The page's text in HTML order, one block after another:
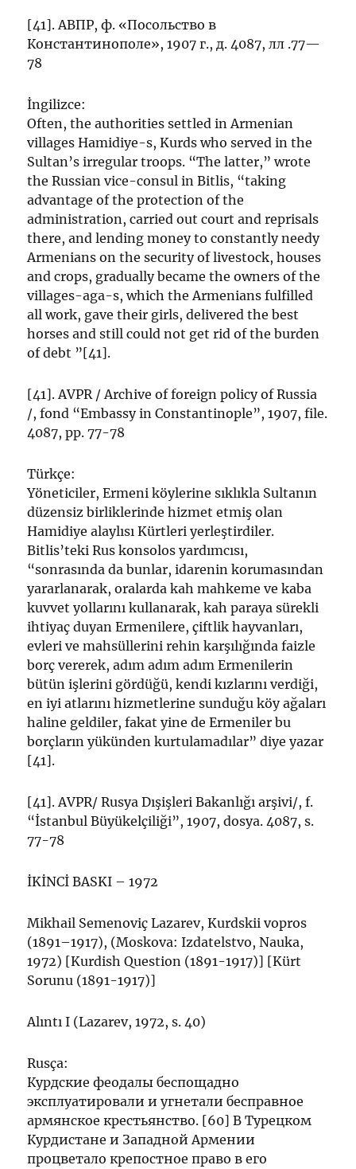
[41]. АВПР, ф. «Посольство в
Константинополе», 1907 г., д. 4087, лл .77—
78
İngilizce:
Often, the authorities settled in Armenian
villages Hamidiye-s, Kurds who served in the
Sultan’s irregular troops. “The latter,” wrote
the Russian vice-consul in Bitlis, “taking
advantage of the protection of the
administration, carried out court and reprisals
there, and lending money to constantly needy
Armenians on the security of livestock, houses
and crops, gradually became the owners of the
villages-aga-s, which the Armenians fulfilled
all work, gave their girls, delivered the best
horses and still could not get rid of the burden
of debt ”[41].
[41]. AVPR / Archive of foreign policy of Russia
/, fond “Embassy in Constantinople”, 1907, file.
4087, pp. 77-78
Türkçe:
Yöneticiler, Ermeni köylerine sıklıkla Sultanın
düzensiz birliklerinde hizmet etmiş olan
Hamidiye alaylısı Kürtleri yerleştirdiler.
Bitlis’teki Rus konsolos yardımcısı,
“sonrasında da bunlar, idarenin korumasından
yararlanarak, oralarda kah mahkeme ve kaba
kuvvet yollarını kullanarak, kah paraya sürekli
ihtiyaç duyan Ermenilere, çiftlik hayvanları,
evleri ve mahsüllerini rehin karşılığında faizle
borç vererek, adım adım adım Ermenilerin
bütün işlerini gördüğü, kendi kızlarını verdiği,
en iyi atlarını hizmetlerine sunduğu köy ağaları
haline geldiler, fakat yine de Ermeniler bu
borçların yükünden kurtulamadılar” diye yazar
[41].
[41]. AVPR/ Rusya Dışişleri Bakanlığı arşivi/, f.
“İstanbul Büyükelçiliği”, 1907, dosya. 4087, s.
77-78
İKİNCİ BASKI – 1972
Mikhail Semenoviç Lazarev, Kurdskii vopros
(1891–1917), (Moskova: Izdatelstvo, Nauka,
1972) [Kurdish Question (1891-1917)] [Kürt
Sorunu (1891-1917)]
Alıntı I (Lazarev, 1972, s. 40)
Rusça:
Курдские феодалы беспощадно
эксплуатировали и yгнетали бесправное
армянское крестьянство. [60] В Турецком
Курдистане и Западной Армении
процветало крепостное право в его